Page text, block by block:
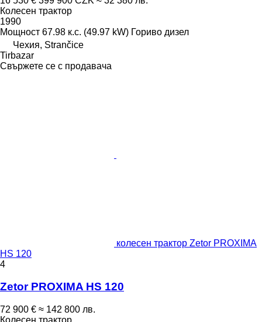
Колесен трактор
1990
Мощност 67.98 к.с. (49.97 kW) Гориво дизел
Чехия, Strančice
Tirbazar
Свържете се с продавача
колесен трактор Zetor PROXIMA
HS 120
4
Zetor PROXIMA HS 120
72 900 € ≈ 142 800 лв.
Колесен трактор